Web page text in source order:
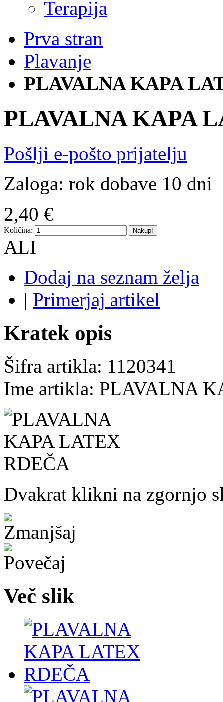
Terapija
Prva stran
Plavanje
PLAVALNA KAPA
PLAVALNA KAPA
Pošlji e-pošto prijatelju
Zaloga: rok dobave 10 dni
2,40 €
Količina: Nakup!
ALI
Dodaj na seznam želja
| Primerjaj artikel
Kratek opis
Šifra artikla: 1120341
Ime artikla: PLAVALNA
Dvakrat klikni na zgornjo
Več slik